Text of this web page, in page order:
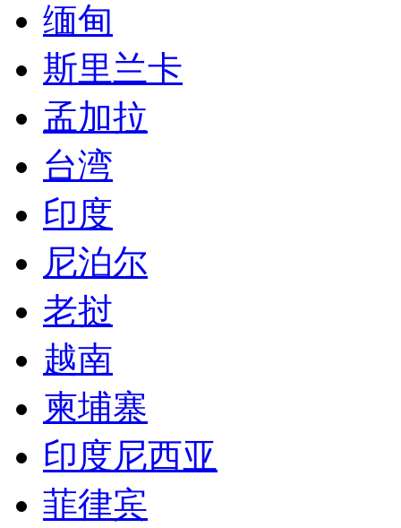
缅甸
斯里兰卡
孟加拉
台湾
印度
尼泊尔
老挝
越南
柬埔寨
印度尼西亚
菲律宾